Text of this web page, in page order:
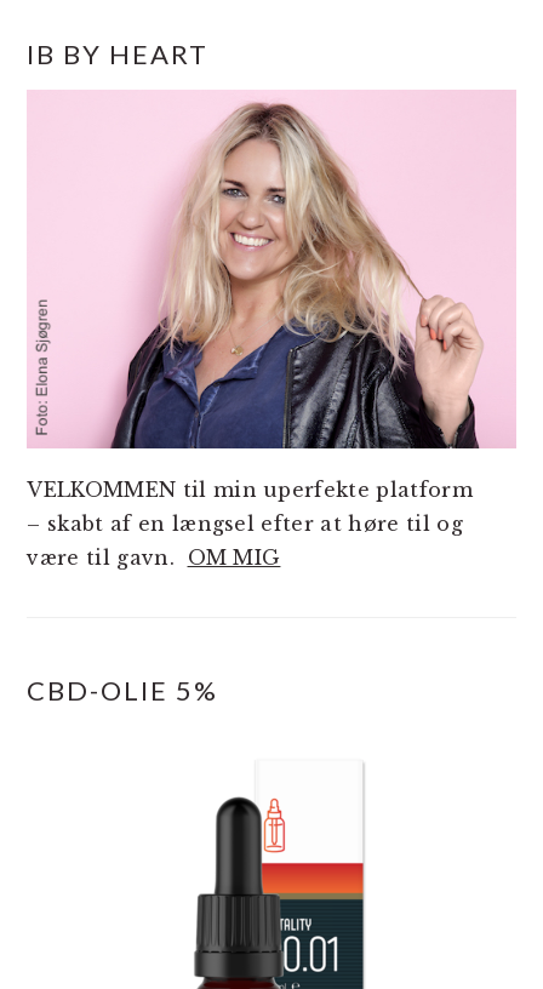
SIDEBAR
IB BY HEART
VELKOMMEN til min uperfekte platform
– skabt af en længsel efter at høre til og
være til gavn. OM MIG
CBD-OLIE 5%